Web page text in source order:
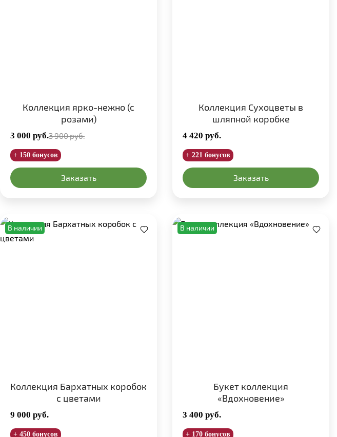
Коллекция ярко-нежно (с
розами)
3 000 руб.3 900руб.
+ 150 бонусов
Заказать
Коллекция Сухоцветы в
шляпной коробке
4 420 руб.
+ 221 бонусов
Заказать
В наличии
Коллекция Бархатных коробок
с цветами
9 000 руб.
+ 450 бонусов
В наличии
Букет коллекция
«Вдохновение»
3 400 руб.
+ 170 бонусов